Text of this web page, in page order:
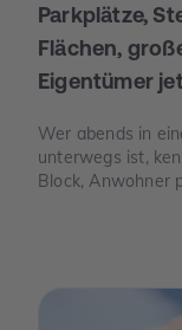
Parkplätze,
Flächen,
Eigentümer
Wer abends in
unterwegs ist,
Block, Anwohner
und E-Mobilität
Garage verändern